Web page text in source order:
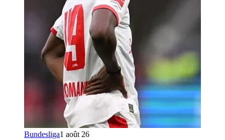
Bundesliga1 août 26